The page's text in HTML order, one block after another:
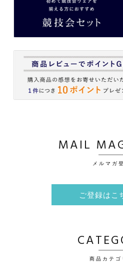
MAIL
メルマガ
ご登録は
商品カテゴ